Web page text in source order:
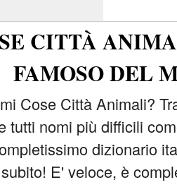
CITTÀ
FAMOSO DEL
Cose Città Animali?
tutti nomi più difficili
dizionario
E' veloce, è